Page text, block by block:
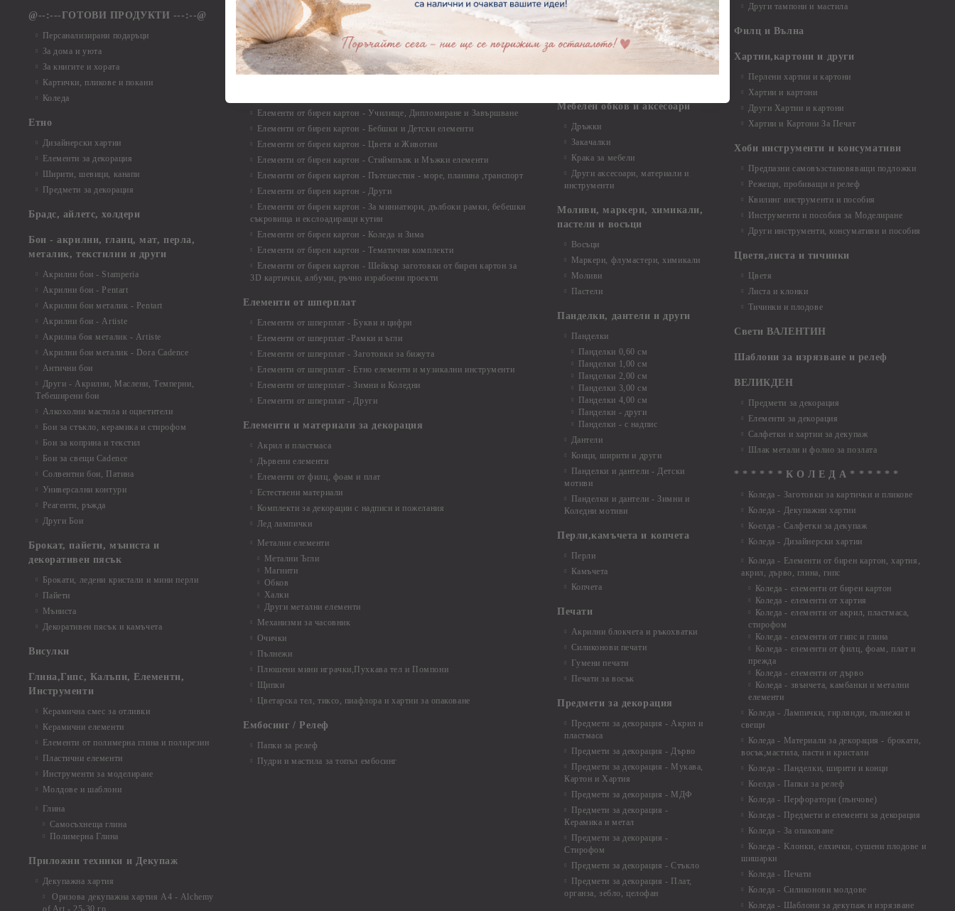
@--:---ГОТОВИ ПРОДУКТИ ---:--@
Персанализирани подаръци
За дома и уюта
За книгите и хората
Картички, пликове и покани
Коледа
Етно
Дизайнерски хартии
Елементи за декорация
Ширити, шевици, канапи
Предмети за декорация
Брадс, айлетс, холдери
Бои - акрилни, гланц, мат, перла,
металик, текстилни и други
Акрилни бои - Stamperia
Акрилни бои - Pentart
Акрилни бои металик - Pentart
Акрилни бои - Artiste
Акрилна боя металик - Artiste
Акрилни бои металик - Dora Cadence
Антични бои
Други - Акрилни, Маслени, Темперни,
Тебеширени бои
Алкохолни мастила и оцветители
Бои за стъкло, керамика и стирофом
Бои за коприна и текстил
Бои за свещи Cadence
Солвентни бои, Патина
Универсални контури
Реагенти, ръжда
Други Бои
Брокат, пайети, мъниста и
декоративен пясък
Брокати, ледени кристали и мини перли
Пайети
Мъниста
Декоративен пясък и камъчета
Висулки
Глина,Гипс, Калъпи, Елементи,
Инструменти
Керамична смес за отливки
Керамични елементи
Елементи от полимерна глина и полирезин
Пластични елементи
Инструменти за моделиране
Молдове и шаблони
Глина
Самосъхнеща глина
Полимерна Глина
Приложни техники и Декупаж
Декупажна хартия
Оризова декупажна хартия А4 - Alchemy
of Art - 25-30 гр.
Елементи от хартия - Коледа и Зима
Елементи от бирен картон
Елементи от бирен картон - Декоративни рамки
Елементи от бирен картон - Надписи на български
Елементи от бирен картон - Училище, Дипломиране и Завършване
Елементи от бирен картон - Бебшки и Детски елементи
Елементи от бирен картон - Цветя и Животни
Елементи от бирен картон - Стиймпънк и Мъжки елементи
Елементи от бирен картон - Пътешестия - море, планина ,транспорт
Елементи от бирен картон - Други
Елементи от бирен картон - За миниатюри, дълбоки рамки, бебешки
съкровища и екслоадиращи кутии
Елементи от бирен картон - Коледа и Зима
Елементи от бирен картон - Тематични комплекти
Елементи от бирен картон - Шейкър заготовки от бирен картон за
3D картички, албуми, ръчно израбоени проекти
Елементи от шперплат
Елементи от шперплат - Букви и цифри
Елементи от шперплат -Рамки и ъгли
Елементи от шперплат - Заготовки за бижута
Елементи от шперплат - Етно елементи и музикални инструменти
Елементи от шперплат - Зимни и Коледни
Елементи от шперплат - Други
Елементи и материали за декорация
Акрил и пластмаса
Дървени елементи
Елементи от филц, фоам и плат
Естествени материали
Комплекти за декорации с надписи и пожелания
Лед лампички
Метални елементи
Метални Ъгли
Магнити
Обков
Халки
Други метални елементи
Механизми за часовник
Очички
Пълнежи
Плюшени мини играчки,Пухкава тел и Помпони
Щипки
Цветарска тел, тиксо, пиафлора и хартии за опаковане
Ембосинг / Релеф
Папки за релеф
Пудри и мастила за топъл ембосинг
Макраме Основи - до 6,00 см
Макраме Основи - 7,00 - 15,00 см
Макраме Основи - над 15,00 см
Макраме - Други материали
Мебелен обков и аксесоари
Дръжки
Закачалки
Крака за мебели
Други аксесоари, материали и
инструменти
Моливи, маркери, химикали,
пастели и восъци
Восъци
Маркери, флумастери, химикали
Моливи
Пастели
Панделки, дантели и други
Панделки
Панделки 0,60 см
Панделки 1,00 см
Панделки 2,00 см
Панделки 3,00 см
Панделки 4,00 см
Панделки - други
Панделки - с надпис
Дантели
Конци, ширити и други
Панделки и дантели - Детски
мотиви
Панделки и дантели - Зимни и
Коледни мотиви
Перли,камъчета и копчета
Перли
Камъчета
Копчета
Печати
Акрилни блокчета и ръкохватки
Силиконови печати
Гумени печати
Печати за восък
Предмети за декорация
Предмети за декорация - Акрил и
пластмаса
Предмети за декорация - Дърво
Предмети за декорация - Мукава,
Картон и Хартия
Предмети за декорация - МДФ
Предмети за декорация -
Керамика и метал
Предмети за декорация -
Стирофом
Предмети за декорация - Стъкло
Предмети за декорация - Плат,
органза, зебло, целофан
Други тампони и мастила
Филц и Вълна
Хартии,картони и други
Перлени хартии и картони
Хартии и картони
Други Хартии и картони
Хартии и Картони За Печат
Хоби инструменти и консумативи
Предпазни самовъзстановяващи подложки
Режещи, пробиващи и релеф
Квилинг инструменти и пособия
Инструменти и пособия за Моделиране
Други инструменти, консумативи и пособия
Цветя,листа и тичинки
Цветя
Листа и клонки
Тичинки и плодове
Свети ВАЛЕНТИН
Шаблони за изрязване и релеф
ВЕЛИКДЕН
Предмети за декорация
Елементи за декорация
Салфетки и хартии за декупаж
Шлак метали и фолио за позлата
* * * * * * К О Л Е Д А * * * * * *
Коледа - Заготовки за картички и пликове
Коледа - Декупажни хартии
Коелда - Салфетки за декупаж
Коледа - Дизайнерски хартии
Коледа - Eлементи от бирен картон, хартия,
акрил, дърво, глина, гипс
Коледа - елементи от бирен картон
Коледа - елементи от хартия
Коледа - елементи от акрил, пластмаса,
стирофом
Коледа - елементи от гипс и глина
Коледа - елементи от филц, фоам, плат и
прежда
Коледа - елементи от дърво
Коледа - звънчета, камбанки и метални
елементи
Коледа - Лампички, гирлянди, пълнежи и
свещи
Коледа - Материали за декорация - брокати,
восък,мастила, пасти и кристали
Коледа - Панделки, ширити и конци
Коелда - Папки за релеф
Коледа - Перфоратори (пънчове)
Коледа - Предмети и елементи за декорация
Коледа - За опаковане
Коледа - Kлонки, елхички, сушени плодове и
шишарки
Коледа - Печати
Коледа - Силиконови молдове
Коледа - Шаблони за декупаж и изрязване